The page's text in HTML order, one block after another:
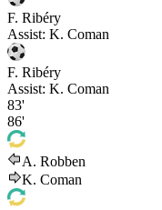
F. Ribéry
Assist: K. Coman
F. Ribéry
Assist: K. Coman
83'
86'
A. Robben
K. Coman